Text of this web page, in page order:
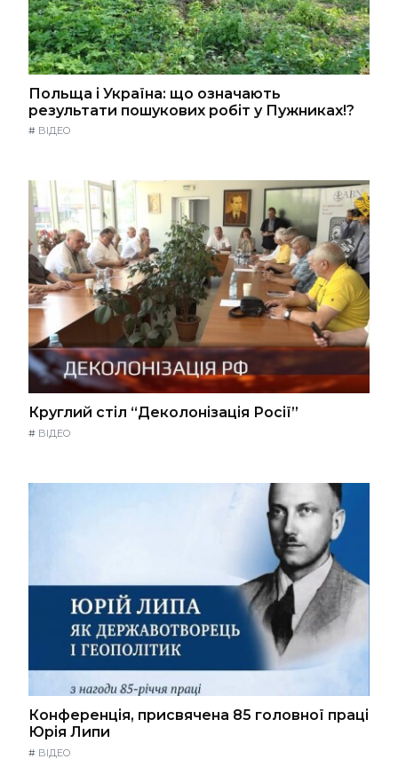
Польща і Україна: що означають
результати пошукових робіт у Пужниках!?
# ВІДЕО
Круглий стіл “Деколонізація Росії”
# ВІДЕО
Конференція, присвячена 85 головної праці
Юрія Липи
# ВІДЕО